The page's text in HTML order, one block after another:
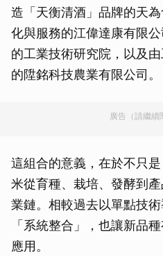
造「天衡清酒」品牌的天
化與服務的江偉達康有限
的工業技術研究院，以及
的陞銘科技農業有限公司。
廣告（請繼續
這組合的意義，在於不只
米從育種、栽培、發酵到
業鏈。相較過去以單點技
「系統整合」，也讓新品
應用。